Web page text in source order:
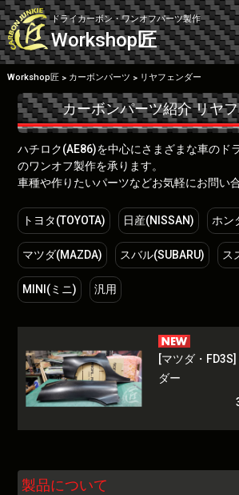
Skip
to
content
ドライカーボン・ワンオフパーツ製作
Workshop匠
Workshop匠> カーボンパーツ > リヤフェンダー
カーボンパーツ紹介リヤ
ハチロク(AE86)を中心にさまざまな車のド
のワンオフ製作を承ります。
車種や作りたいパーツなどお気軽にお問い
トヨタ(TOYOTA) 日産(NISSAN) ホン
マツダ(MAZDA) スバル(SUBARU) ス
MINI(ミニ) 汎用
[マツダ・
ダー
製品について